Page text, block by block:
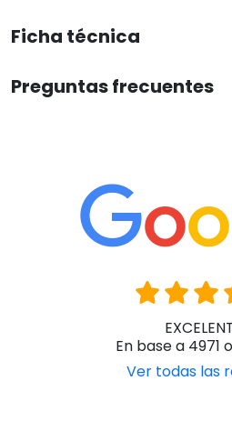
Ficha técnica
Preguntas frecuentes
En base a 4971
Ver todas las